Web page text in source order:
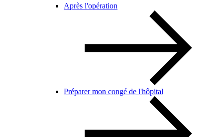
Après l'opération
Préparer mon congé de l'hôpital